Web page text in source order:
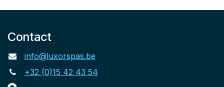
Contact
info@luxorspas.be
+32 (0)15 42 43 54